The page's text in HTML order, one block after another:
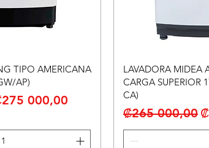
TIPO AMERICANA
AP)
de oferta
000,00
LAVADORA MIDEA
CARGA SUPERIOR
CA)
Precio
₡265 000,00